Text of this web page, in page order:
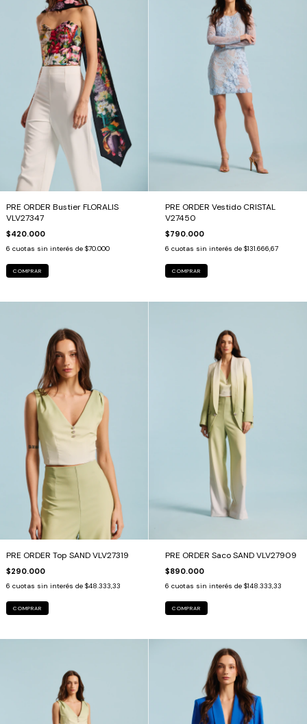
PRE ORDER Bustier FLORALIS
VLV27347
$420.000
6 cuotas sin interés de $70.000
COMPRAR
PRE ORDER Vestido CRISTAL
V27450
$790.000
6 cuotas sin interés de $131.666,67
COMPRAR
PRE ORDER Top SAND VLV27319
$290.000
6 cuotas sin interés de $48.333,33
COMPRAR
PRE ORDER Saco SAND VLV27909
$890.000
6 cuotas sin interés de $148.333,33
COMPRAR